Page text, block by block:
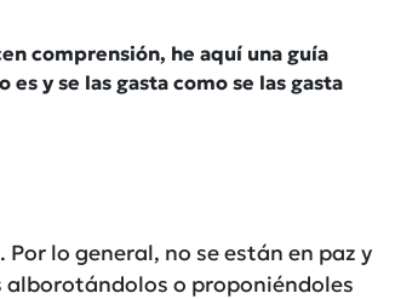
comprensión, he aquí una guía
y se las gasta como se las gasta
lo general, no se están en paz y
o proponiéndoles